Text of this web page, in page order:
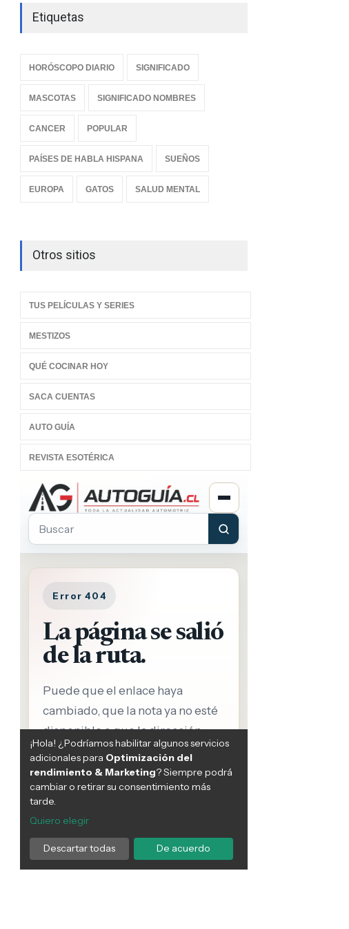
Etiquetas
HORÓSCOPO DIARIO SIGNIFICADO
MASCOTAS SIGNIFICADO NOMBRES
CANCER POPULAR
PAÍSES DE HABLA HISPANA SUEÑOS
EUROPA GATOS SALUD MENTAL
Otros sitios
TUS PELÍCULAS Y SERIES
MESTIZOS
QUÉ COCINAR HOY
SACA CUENTAS
AUTO GUÍA
REVISTA ESOTÉRICA